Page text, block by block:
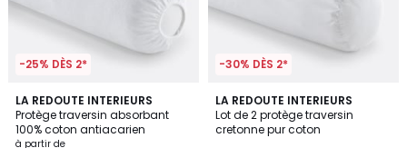
-25% DÈS 2*
LA REDOUTE INTERIEURS
Protège traversin absorbant
100% coton antiacarien
à partir de
4,3
/ 5
-30% DÈS 2*
LA REDOUTE INTERIEURS
Lot de 2 protège traversin
cretonne pur coton
4,9
/ 5